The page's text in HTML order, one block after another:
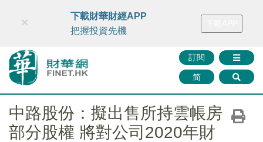
財華智庫網 FINTV FINMETA 財華證券 媒體矩陣
訂閱
简
×
下載財華財經APP
把握投資先機
中路股份：擬出售所持雲帳房
部分股權 將對公司2020年財